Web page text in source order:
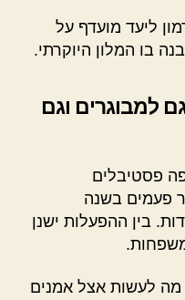
ליעד מועדף על
בו המלון היוקרתי.
למבוגרים וגם
פסטיבלים
פעמים בשנה
בין ההפעלות ישנן
מה לעשות אצל אמנים